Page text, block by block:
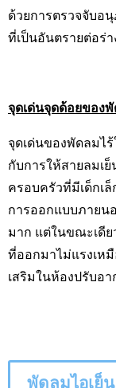
ด้วยการตรวจจับอ
ที่เป็นอันตรายต่อร่า
จุดเด่นจุดด้อยของ
จุดเด่นของพัดลมไ
กับการให้สายลมเ
ครอบครัวที่มีเด็กเ
การออกแบบภายน
มาก แต่ในขณะเดี
ที่ออกมาไม่แรงเห
เสริมในห้องปรับอ
พัดลมไอเย็